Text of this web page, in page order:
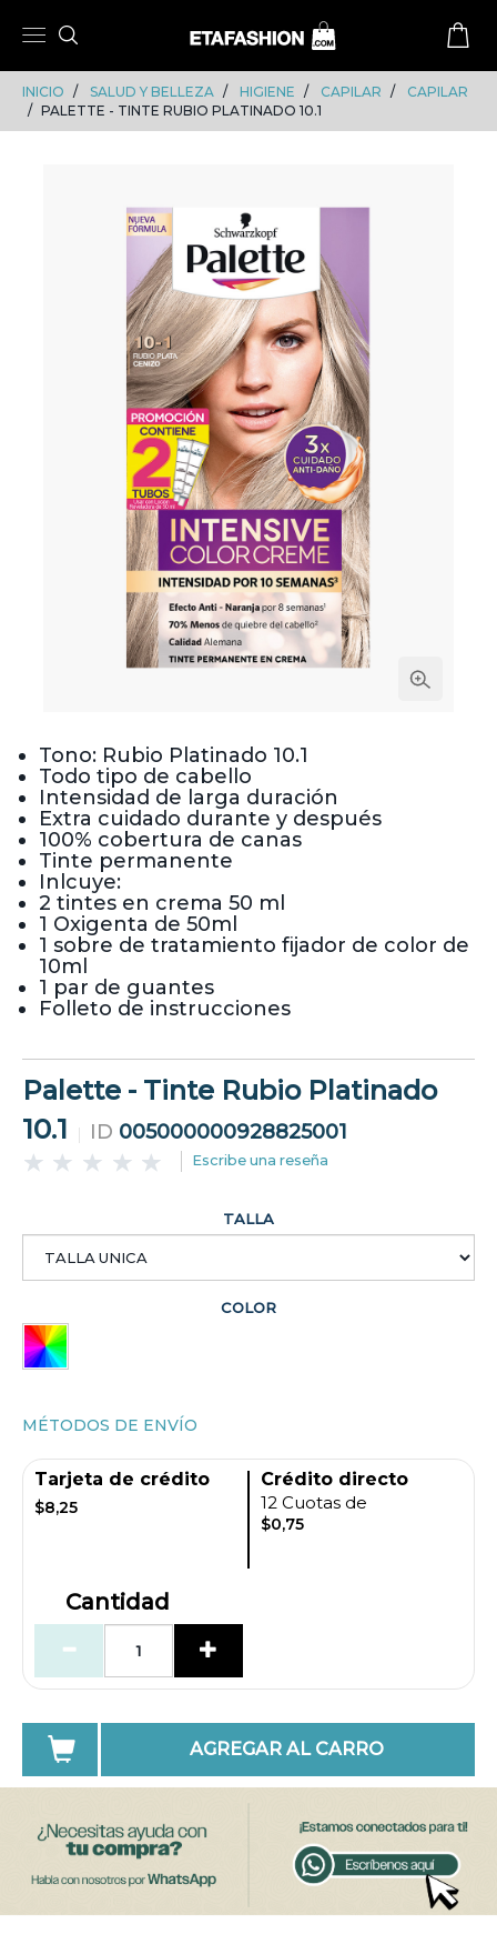
INICIO SALUD Y BELLEZA HIGIENE CAPILAR
CAPILAR
PALETTE - TINTE RUBIO PLATINADO 10.1
Tono: Rubio Platinado 10.1
Todo tipo de cabello
Intensidad de larga duración
Extra cuidado durante y después
100% cobertura de canas
Tinte permanente
Inlcuye:
2 tintes en crema 50 ml
1 Oxigenta de 50ml
1 sobre de tratamiento fijador de color de
10ml
1 par de guantes
Folleto de instrucciones
Palette - Tinte Rubio Platinado
10.1
ID 005000000928825001
Escribe una reseña
TALLA
COLOR
MÉTODOS DE ENVÍO
Tarjeta de crédito
$8,25
Crédito directo
12 Cuotas de
$0,75
Cantidad
AGREGAR AL CARRO